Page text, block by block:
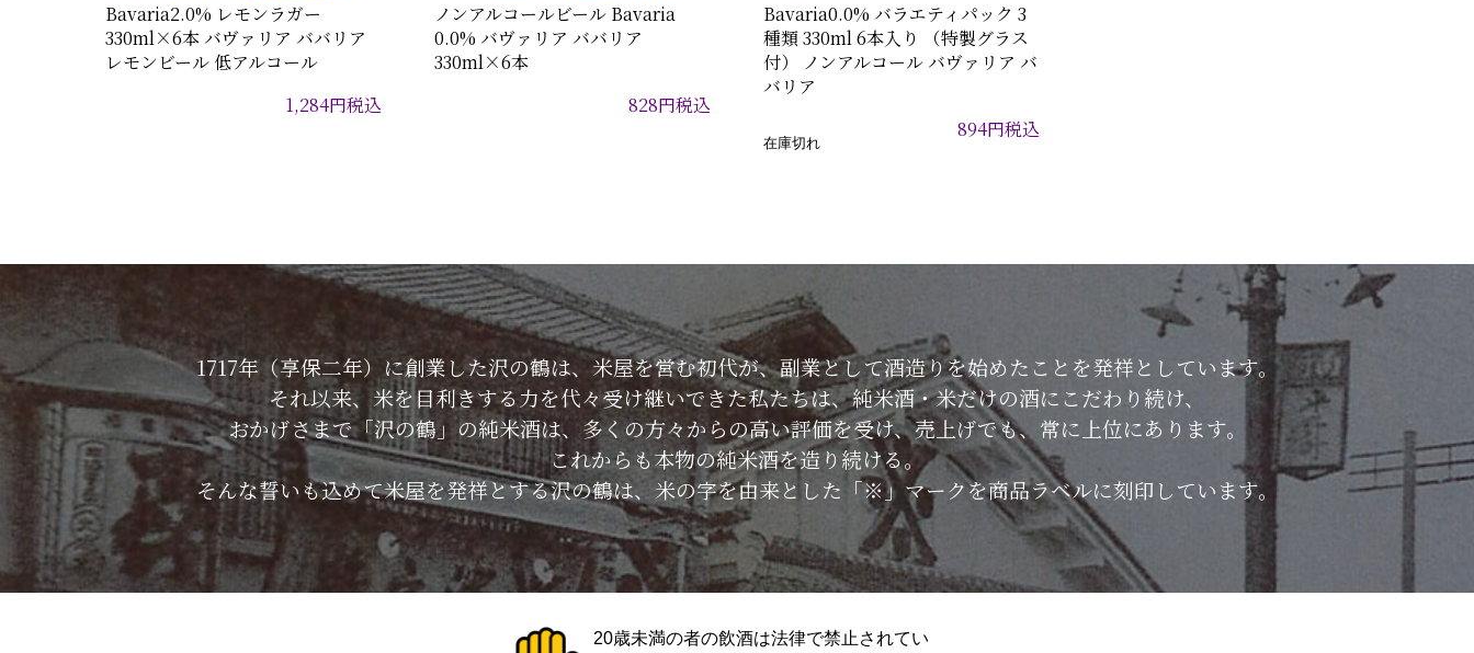
Bavaria2.0% レモンラガー
330ml×6本 バヴァリア ババリア
レモンビール 低アルコール
1,284円税込
ノンアルコールビール Bavaria
0.0% バヴァリア ババリア
330ml×6本
828円税込
Bavaria0.0% バラエティパック 3
種類 330ml 6本入り （特製グラス
付） ノンアルコール バヴァリア バ
バリア
894円税込
在庫切れ
1717年（享保二年）に創業した沢の鶴は、米屋を営む初代が、副業として酒造りを始めたことを発祥としています。
それ以来、米を目利きする力を代々受け継いできた私たちは、純米酒・米だけの酒にこだわり続け、
おかげさまで「沢の鶴」の純米酒は、多くの方々からの高い評価を受け、売上げでも、常に上位にあります。
これからも本物の純米酒を造り続ける。
そんな誓いも込めて米屋を発祥とする沢の鶴は、米の字を由来とした「※」マークを商品ラベルに刻印しています。
20歳未満の者の飲酒は法律で禁止されてい